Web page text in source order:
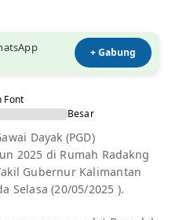
+ Gabung
Font
Besar
Dayak (PGD)
2025 di Rumah Radakng
Gubernur Kalimantan
Selasa (20/05/2025 ).